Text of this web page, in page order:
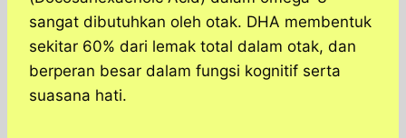
sangat dibutuhkan oleh otak. DHA membentuk
sekitar 60% dari lemak total dalam otak, dan
berperan besar dalam fungsi kognitif serta
suasana hati.